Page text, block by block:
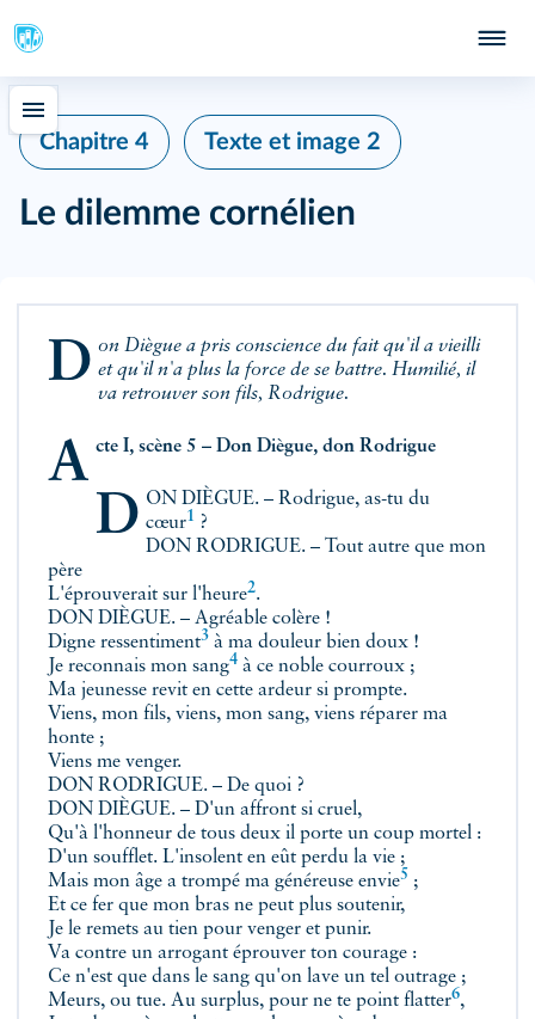
Chapitre 4 Texte et image 2
Le dilemme cornélien
Don Diègue a pris conscience du fait qu'il a vieilli et qu'il n'a plus la force de se battre. Humilié, il
va retrouver son fils, Rodrigue.
Acte I, scène 5 – Don Diègue, don Rodrigue
DON DIÈGUE. – Rodrigue, as-tu du
cœur1 ?
DON RODRIGUE. – Tout autre que mon
père
L'éprouverait sur l'heure2.
DON DIÈGUE. – Agréable colère !
Digne ressentiment3 à ma douleur bien doux !
Je reconnais mon sang4 à ce noble courroux ;
Ma jeunesse revit en cette ardeur si prompte.
Viens, mon fils, viens, mon sang, viens réparer ma
honte ;
Viens me venger.
DON RODRIGUE. – De quoi ?
DON DIÈGUE. – D'un affront si cruel,
Qu'à l'honneur de tous deux il porte un coup mortel :
D'un soufflet. L'insolent en eût perdu la vie ;
Mais mon âge a trompé ma généreuse envie5 ;
Et ce fer que mon bras ne peut plus soutenir,
Je le remets au tien pour venger et punir.
Va contre un arrogant éprouver ton courage :
Ce n'est que dans le sang qu'on lave un tel outrage ;
Meurs, ou tue. Au surplus, pour ne te point flatter6,